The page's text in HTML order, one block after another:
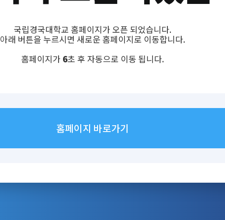
국립경국대학교 홈페이지가 오픈 되었습니다.
아래 버튼을 누르시면 새로운 홈페이지로 이동합니다.
홈페이지가 6초 후 자동으로 이동 됩니다.
홈페이지 바로가기